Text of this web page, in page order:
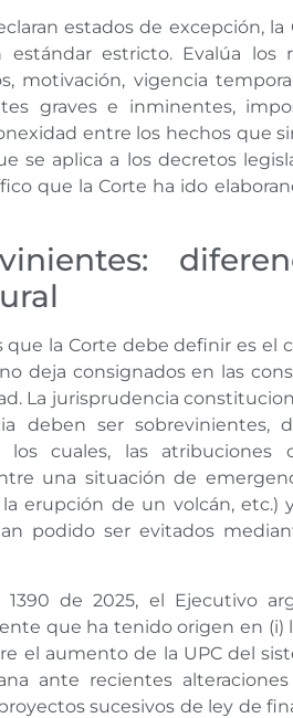
estados de excepción,
estricto. Evalúa los
motivación, vigencia
graves e inminentes,
entre los hechos que
se aplica a los decretos
que la Corte ha ido
que la Corte debe definir es
deja consignados en las
La jurisprudencia
deben ser sobrevinientes,
cuales, las atribuciones
una situación de
erupción de un volcán, etc.)
podido ser evitados
1390 de 2025, el Ejecutivo
que ha tenido origen en (i)
el aumento de la UPC del
ante recientes
sucesivos de ley de